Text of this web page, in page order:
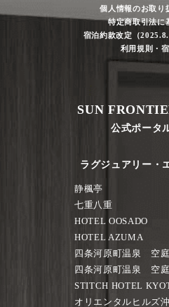
個人情報のお取り
特定商取引法に
宿泊約款改定（
利用規則・
SUN
公式ポータ
ラグジュアリー・
静楓亭
七重八重
HOTEL OOSADO
HOTEL AZUMA
四条河原町温泉 空
四条河原町温泉 空
STITCH HOTEL
オリエンタルヒルズ